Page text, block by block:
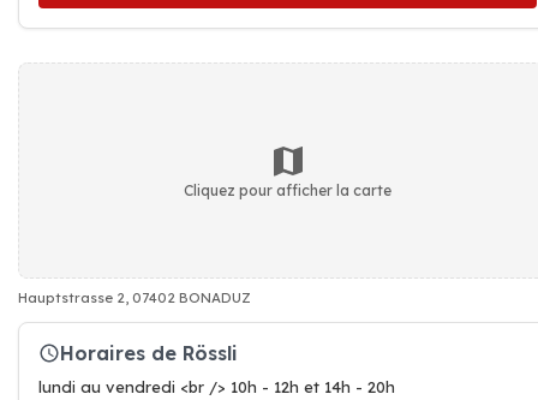
Cliquez pour afficher la carte
Hauptstrasse 2, 07402 BONADUZ
Horaires de Rössli
lundi au vendredi <br /> 10h - 12h et 14h - 20h